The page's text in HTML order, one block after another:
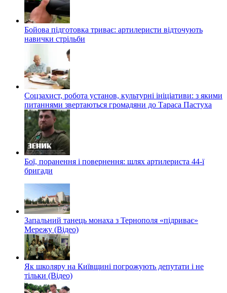
Бойова підготовка триває: артилеристи відточують
навички стрільби
Соцзахист, робота установ, культурні ініціативи: з якими
питаннями звертаються громадяни до Тараса Пастуха
Бої, поранення і повернення: шлях артилериста 44-ї
бригади
Запальний танець монаха з Тернополя «підриває»
Мережу (Відео)
Як школяру на Київщині погрожують депутати і не
тільки (Відео)